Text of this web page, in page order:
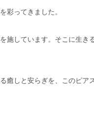
ってきました。
しています。そこに生き
癒しと安らぎを、このピア